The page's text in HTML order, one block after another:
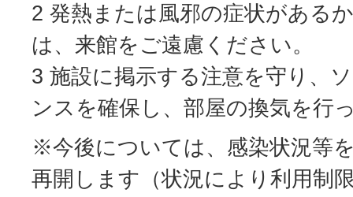
2 発熱または風邪の症状がある
は、来館をご遠慮ください。
3 施設に掲示する注意を守り、
ンスを確保し、部屋の換気を行
※今後については、感染状況等
再開します（状況により利用制